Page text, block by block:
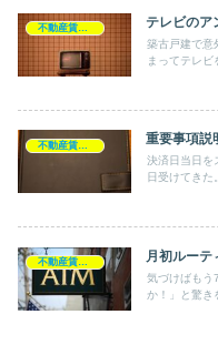
テレビのア
築古戸建で意
まってテレビ
重要事項説
決済日当日を
日受けてき
不動産賃貸業 月初ルーテ
気づけばもう
か！」と驚き